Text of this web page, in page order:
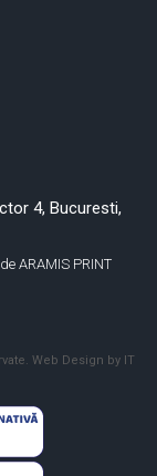
4, Bucuresti,
ARAMIS PRINT
Web Design by IT